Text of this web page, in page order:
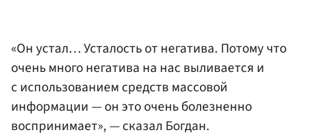
«Он устал… Усталость от негатива. Потому что
очень много негатива на нас выливается и
с использованием средств массовой
информации — он это очень болезненно
воспринимает», — сказал Богдан.